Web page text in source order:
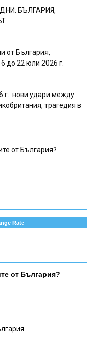
БЪЛГАРИЯ,
от България,
до 22 юли 2026 г.
г.: нови удари между
трагедия в
от България?
Rate
от България?